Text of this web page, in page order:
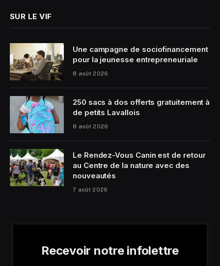
SUR LE VIF
Une campagne de sociofinancement
pour la jeunesse entrepreneuriale
8 août 2026
250 sacs à dos offerts gratuitement à
de petits Lavallois
8 août 2026
Le Rendez-Vous Canin est de retour
au Centre de la nature avec des
nouveautés
7 août 2026
Recevoir notre infolettre